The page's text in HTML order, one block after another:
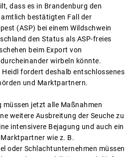
dass es in Brandenburg den
bestätigten Fall der
(ASP) bei einem Wildschwein
den Status als ASP-freies
beim Export von
wirbeln könnte.
fordert deshalb entschlossenes
und Marktpartnern.
müssen jetzt alle Maßnahmen
weitere Ausbreitung der Seuche zu
intensivere Bejagung und auch ein
wie z. B.
oder Schlachtunternehmen müssen